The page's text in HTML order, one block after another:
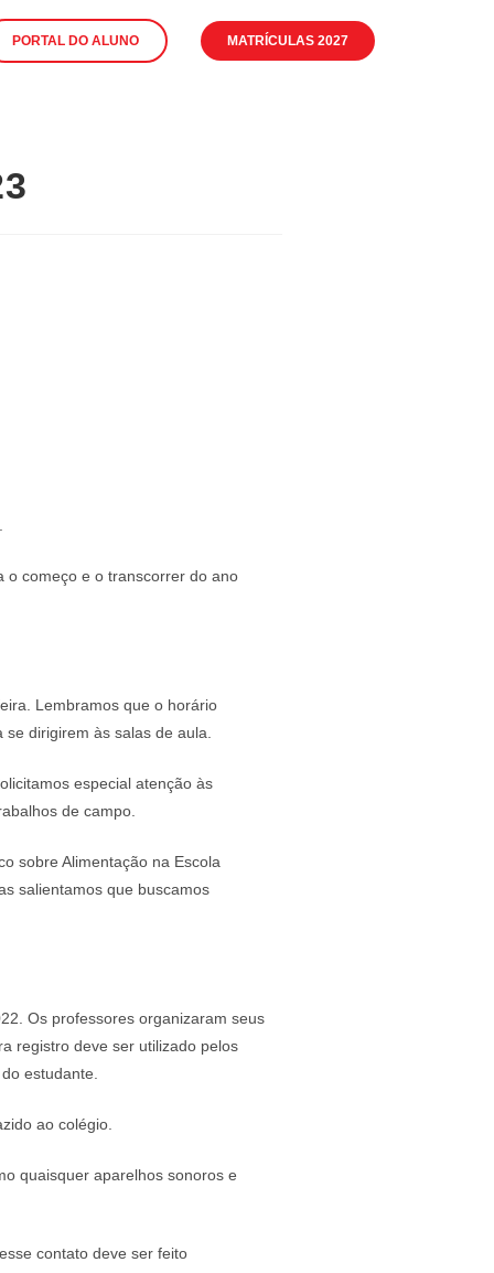
PORTAL DO ALUNO MATRÍCULAS 2027
o começo e o transcorrer do ano
Lembramos que o horário
dirigirem às salas de aula.
especial atenção às
de campo.
sobre Alimentação na Escola
salientamos que buscamos
Os professores organizaram seus
registro deve ser utilizado pelos
estudante.
ao colégio.
quaisquer aparelhos sonoros e
contato deve ser feito